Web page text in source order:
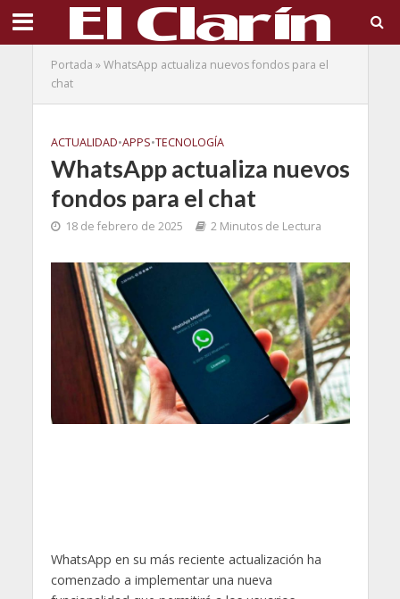
Portada »WhatsApp actualiza nuevos fondos para el
chat
ACTUALIDAD•APPS•TECNOLOGÍA
WhatsApp actualiza nuevos
fondos para el chat
18 de febrero de 2025 2 Minutos de Lectura
WhatsApp en su más reciente actualización ha
comenzado a implementar una nueva